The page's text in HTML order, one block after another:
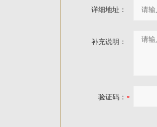
详细地址：
补充说明：
验证码：